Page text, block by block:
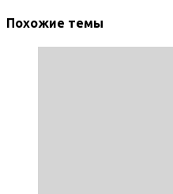
Похожие темы